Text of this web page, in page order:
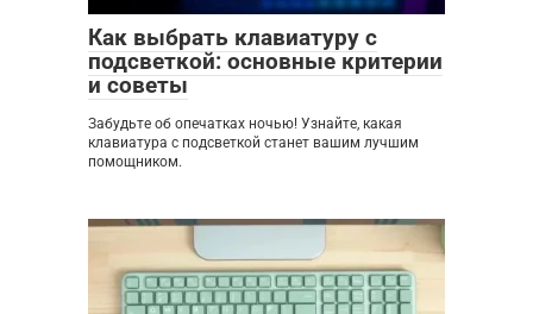
Как выбрать клавиатуру с
подсветкой: основные критерии
и советы
Забудьте об опечатках ночью! Узнайте, какая
клавиатура с подсветкой станет вашим лучшим
помощником.